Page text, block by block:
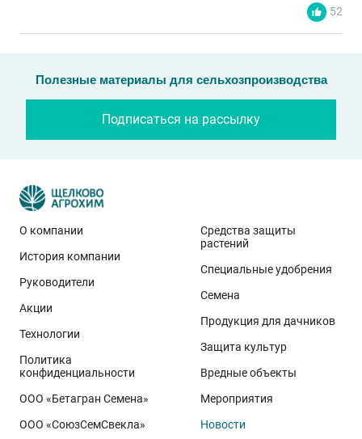
Эти результаты особенно показательны для
условий Приволжского федерального округа. Они
демонстрируют, что потенциал интенсивного сорта
реализуется при грамотном управлении
технологией: сбалансированном минеральном
питании, эффективной защите растений и точном
относится к новому поколению сортов орловского
биотипа озимой пшеницы. Это достижение
52
Полезные материалы для сельхозпроизводства
Подписаться на рассылку
О компании
История компании
Руководители
Акции
Технологии
Политика
конфиденциальности
ООО «Бетагран Семена»
ООО «СоюзСемСвекла»
Средства защиты
растений
Специальные удобрения
Семена
Продукция для дачников
Защита культур
Вредные объекты
Мероприятия
Новости